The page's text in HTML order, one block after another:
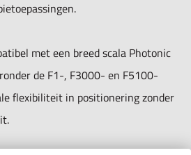
(lichtbronzijde): Ø 15 mm
focuslenzen, kleurfilters,
met een breed scala Photonic
de F1-, F3000- en F5100-
flexibiliteit in positionering zonder